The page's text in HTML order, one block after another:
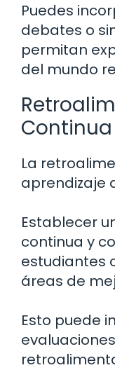
Puedes
debates o
permitan
del mundo
Continua
La
aprendizaje
Establecer
continua y
estudiantes
áreas de
Esto puede